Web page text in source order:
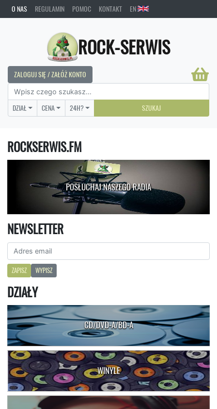
O NAS REGULAMIN POMOC KONTAKT EN
ROCK-SERWIS
ZALOGUJ SIĘ / ZAŁÓŻ KONTO
DZIAŁ CENA 24H? SZUKAJ
ROCKSERWIS.FM
POSŁUCHAJ NASZEGO RADIA
NEWSLETTER
ZAPISZ WYPISZ
DZIAŁY
CD/DVD-A/BD-A
WINYLE